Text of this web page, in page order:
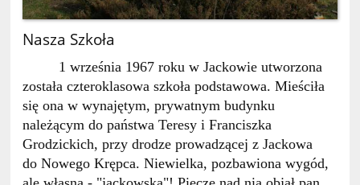
Nasza Szkoła
1 września 1967 roku w Jackowie utworzona
została czteroklasowa szkoła podstawowa. Mieściła
się ona w wynajętym, prywatnym budynku
należącym do państwa Teresy i Franciszka
Grodzickich, przy drodze prowadzącej z Jackowa
do Nowego Krępca. Niewielka, pozbawiona wygód,